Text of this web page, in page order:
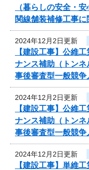
（暮らしの安全・
関線舗装補修工事
2024年12月2日更新
【建設工事】公維
ナンス補助（トン
事後審査型一般競争
2024年12月2日更新
【建設工事】公維
ナンス補助（トン
事後審査型一般競争
2024年12月2日更新
【建設工事】単維